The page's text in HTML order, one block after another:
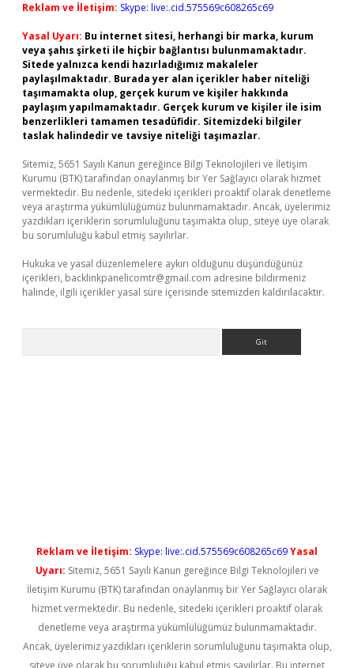
Reklam ve İletişim: Skype: live:.cid.575569c608265c69
Yasal Uyarı: Bu internet sitesi, herhangi bir marka, kurum
veya şahıs şirketi ile hiçbir bağlantısı bulunmamaktadır.
Sitede yalnızca kendi hazırladığımız makaleler
paylaşılmaktadır. Burada yer alan içerikler haber niteliği
taşımamakta olup, gerçek kurum ve kişiler hakkında
paylaşım yapılmamaktadır. Gerçek kurum ve kişiler ile isim
benzerlikleri tamamen tesadüfidir. Sitemizdeki bilgiler
taslak halindedir ve tavsiye niteliği taşımazlar.
Sitemiz, 5651 Sayılı Kanun gereğince Bilgi Teknolojileri ve İletişim
Kurumu (BTK) tarafından onaylanmış bir Yer Sağlayıcı olarak hizmet
vermektedir. Bu nedenle, sitedeki içerikleri proaktif olarak denetleme
veya araştırma yükümlülüğümüz bulunmamaktadır. Ancak, üyelerimiz
yazdıkları içeriklerin sorumluluğunu taşımakta olup, siteye üye olarak
bu sorumluluğu kabul etmiş sayılırlar.
Hukuka ve yasal düzenlemelere aykırı olduğunu düşündüğünüz
içerikleri, backlinkpanelicomtr@gmail.com adresine bildirmeniz
halinde, ilgili içerikler yasal süre içerisinde sitemizden kaldırılacaktır.
Reklam ve İletişim: Skype: live:.cid.575569c608265c69Yasal
Uyarı: Sitemiz, 5651 Sayılı Kanun gereğince Bilgi Teknolojileri ve
İletişim Kurumu (BTK) tarafından onaylanmış bir Yer Sağlayıcı olarak
hizmet vermektedir. Bu nedenle, sitedeki içerikleri proaktif olarak
denetleme veya araştırma yükümlülüğümüz bulunmamaktadır.
Ancak, üyelerimiz yazdıkları içeriklerin sorumluluğunu taşımakta olup,
siteye üye olarak bu sorumluluğu kabul etmiş sayılırlar. Bu internet